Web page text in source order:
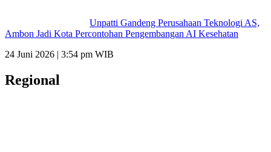
Unpatti Gandeng Perusahaan Teknologi AS,
Ambon Jadi Kota Percontohan Pengembangan AI Kesehatan
24 Juni 2026 | 3:54 pm WIB
Regional